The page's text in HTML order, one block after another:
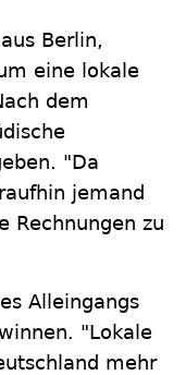
Berlin,
eine lokale
dem
"Da
jemand
Rechnungen zu
Alleingangs
"Lokale
mehr